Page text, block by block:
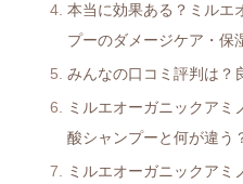
本当に効果ある？ミルエ
プーのダメージケア・保
みんなの口コミ評判は？
ミルエオーガニックアミ
酸シャンプーと何が違う
ミルエオーガニックアミ